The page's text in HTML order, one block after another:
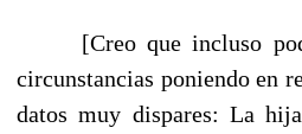
[Creo que incluso
circunstancias poniendo en
datos muy dispares: La